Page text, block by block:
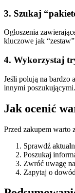
3. Szukaj
Ogłoszenia
kluczowe jak
4. Wykorzystaj
Jeśli polują na bardzo
innymi poszukującymi.
Jak ocenić
Przed zakupem warto
Sprawdź
Poszukaj
Zwróć uwagę
Zapytaj o